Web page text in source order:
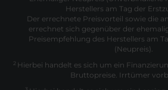
Herstellers am Tag der
Der errechnete Preisvorteil sowie die
errechnet sich gegenüber der
Preisempfehlung des Herstellers am
(Neupreis).
2 Hierbei handelt es sich um ein
Bruttopreise. Irrtümer